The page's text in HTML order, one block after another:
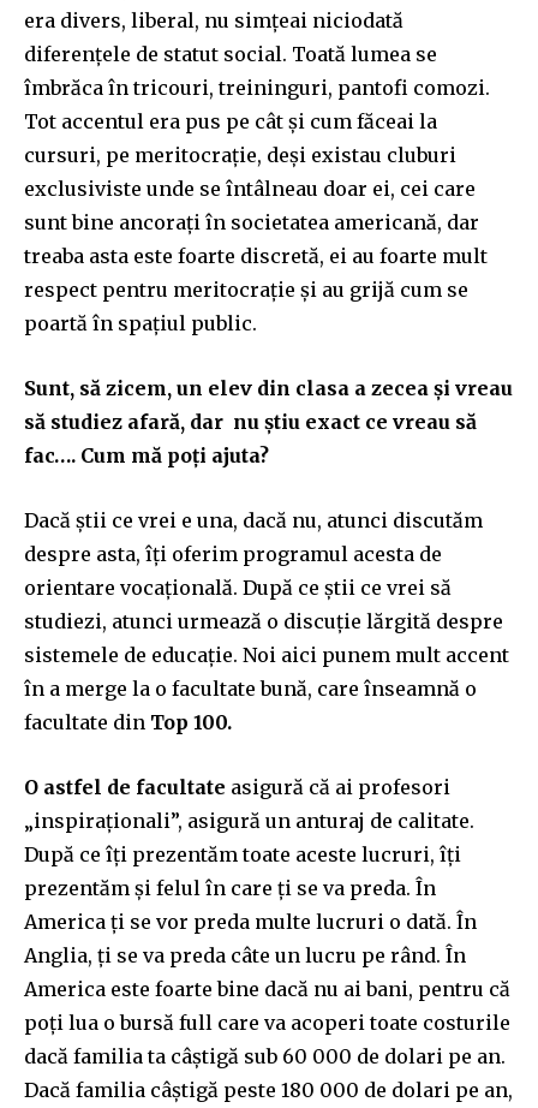
era divers, liberal, nu simțeai niciodată
diferențele de statut social. Toată lumea se
îmbrăca în tricouri, treininguri, pantofi comozi.
Tot accentul era pus pe cât și cum făceai la
cursuri, pe meritocrație, deși existau cluburi
exclusiviste unde se întâlneau doar ei, cei care
sunt bine ancorați în societatea americană, dar
treaba asta este foarte discretă, ei au foarte mult
respect pentru meritocrație și au grijă cum se
poartă în spațiul public.
Sunt, să zicem, un elev din clasa a zecea și vreau
să studiez afară, dar nu știu exact ce vreau să
fac…. Cum mă poți ajuta?
Dacă știi ce vrei e una, dacă nu, atunci discutăm
despre asta, îți oferim programul acesta de
orientare vocațională. După ce știi ce vrei să
studiezi, atunci urmează o discuție lărgită despre
sistemele de educație. Noi aici punem mult accent
în a merge la o facultate bună, care înseamnă o
facultate din Top 100.
O astfel de facultate asigură că ai profesori
„inspiraționali”, asigură un anturaj de calitate.
După ce îți prezentăm toate aceste lucruri, îți
prezentăm și felul în care ți se va preda. În
America ți se vor preda multe lucruri o dată. În
Anglia, ți se va preda câte un lucru pe rând. În
America este foarte bine dacă nu ai bani, pentru că
poți lua o bursă full care va acoperi toate costurile
dacă familia ta câștigă sub 60 000 de dolari pe an.
Dacă familia câștigă peste 180 000 de dolari pe an,